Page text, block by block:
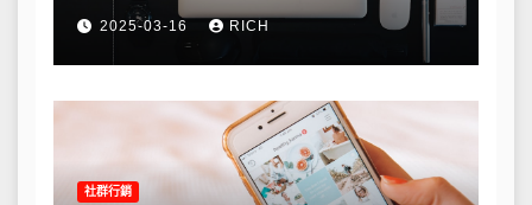
2025-03-16 RICH
社群行銷